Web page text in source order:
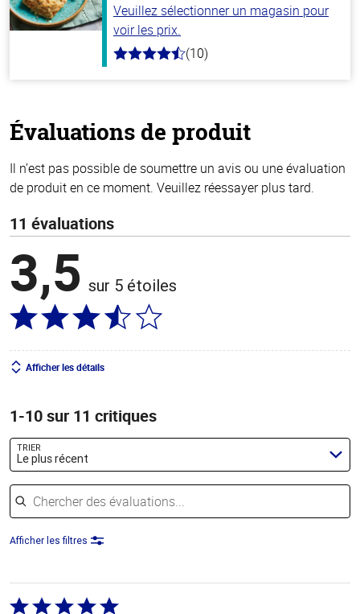
Veuillez sélectionner un magasin pour
voir les prix.
4.7
(10)
Évaluations de produit
Il n’est pas possible de soumettre un avis ou une évaluation
de produit en ce moment. Veuillez réessayer plus tard.
11 évaluations
3,5 sur 5 étoiles
Afficher les détails
1-10 sur 11 critiques
TRIER
Le plus récent
Chercher des évaluations
Afficher les filtres
Coté